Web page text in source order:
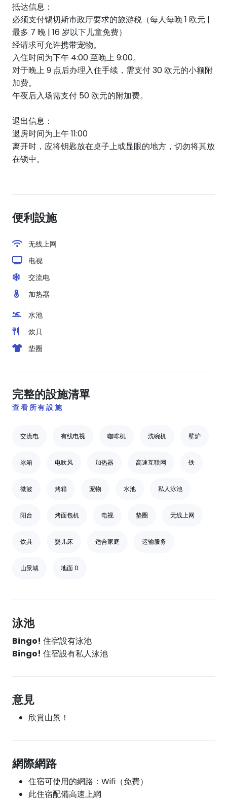
抵达信息：
必须支付锡切斯市政厅要求的旅游税（每人每晚 1 欧元 |
最多 7 晚 | 16 岁以下儿童免费）
经请求可允许携带宠物。
入住时间为下午 4:00 至晚上 9:00。
对于晚上 9 点后办理入住手续，需支付 30 欧元的小额附
加费。
午夜后入场需支付 50 欧元的附加费。
退出信息：
退房时间为上午 11:00
离开时，应将钥匙放在桌子上或显眼的地方，切勿将其放
在锁中。
便利設施
无线上网
电视
交流电
加热器
水池
炊具
垫圈
完整的設施清單
查看所有設施
交流电 有线电视 咖啡机 洗碗机 壁炉
冰箱 电吹风 加热器 高速互联网 铁
微波 烤箱 宠物 水池 私人泳池
阳台 烤面包机 电视 垫圈 无线上网
炊具 婴儿床 适合家庭 运输服务
山景城 地面 0
泳池
Bingo! 住宿設有泳池
Bingo! 住宿設有私人泳池
意見
欣賞山景！
網際網路
住宿可使用的網路：Wifi（免費）
此住宿配備高速上網